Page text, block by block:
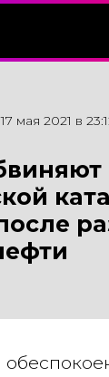
17 мая 2021 в